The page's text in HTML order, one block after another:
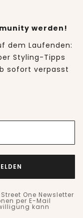
werden!
dem Laufenden:
Styling-Tipps
sofort verpasst
One Newsletter
per E-Mail
kann